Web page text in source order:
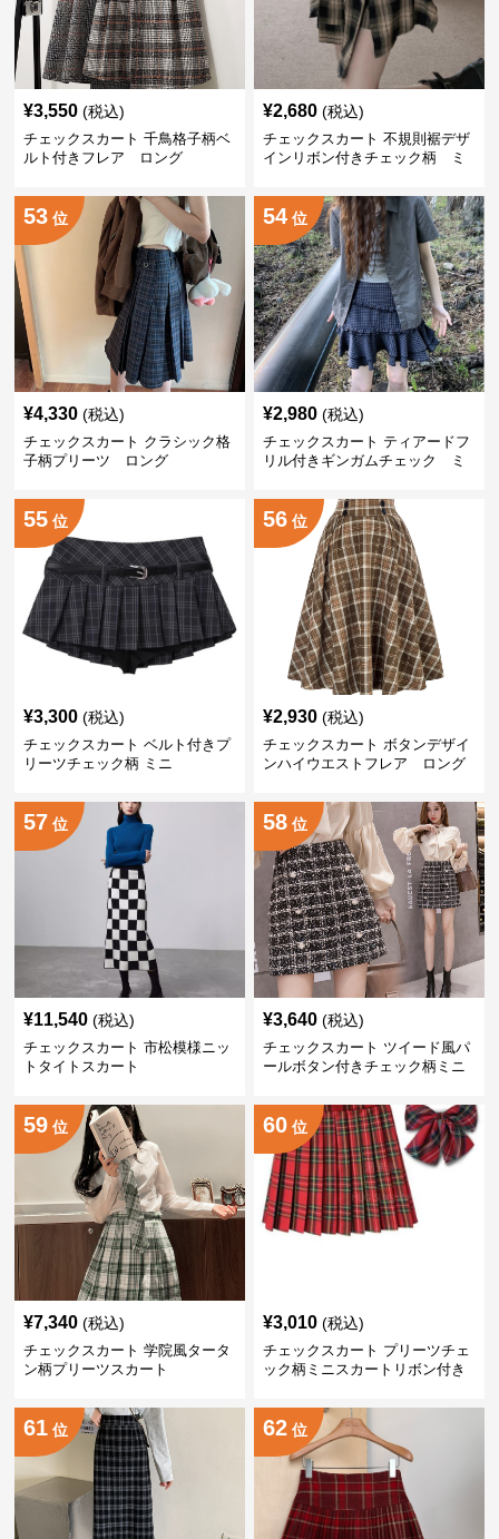
¥3,550 (税込)
チェックスカート 千鳥格子柄ベ
ルト付きフレア ロング
¥2,680 (税込)
チェックスカート 不規則裾デザ
インリボン付きチェック柄 ミ
53 位
¥4,330 (税込)
チェックスカート クラシック格
子柄プリーツ ロング
54 位
¥2,980 (税込)
チェックスカート ティアードフ
リル付きギンガムチェック ミ
55 位
¥3,300 (税込)
チェックスカート ベルト付きプ
リーツチェック柄 ミニ
56 位
¥2,930 (税込)
チェックスカート ボタンデザイ
ンハイウエストフレア ロング
57 位
¥11,540 (税込)
チェックスカート 市松模様ニッ
トタイトスカート
58 位
¥3,640 (税込)
チェックスカート ツイード風パ
ールボタン付きチェック柄ミニ
59 位
¥7,340 (税込)
チェックスカート 学院風タータ
ン柄プリーツスカート
60 位
¥3,010 (税込)
チェックスカート プリーツチェ
ック柄ミニスカートリボン付き
61 位 62 位